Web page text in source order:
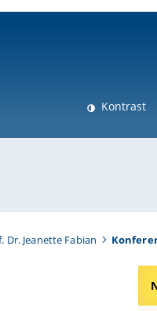
Kontrast
Dr. Jeanette Fabian